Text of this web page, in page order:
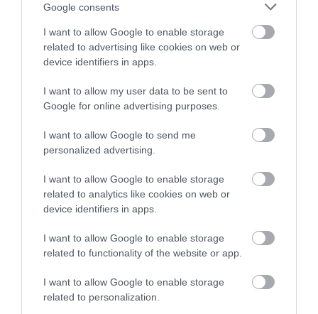
Google consents
I want to allow Google to enable storage
related to advertising like cookies on web or
device identifiers in apps.
I want to allow my user data to be sent to
Google for online advertising purposes.
I want to allow Google to send me
personalized advertising.
I want to allow Google to enable storage
related to analytics like cookies on web or
device identifiers in apps.
I want to allow Google to enable storage
related to functionality of the website or app.
I want to allow Google to enable storage
related to personalization.
31.07.2026 15:10
Τι είναι η χολοκυστεκτομή στην οποία
υποβλήθηκε ο Μ.Χατζηγιάννης: Tα
συμπτώματα που οδηγούν στην επέμβαση
ΔΗΜΟΦΙΛΗ